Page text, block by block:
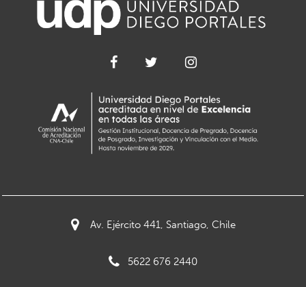
Av. Ejército 441, Santiago, Chile
5622 676 2440